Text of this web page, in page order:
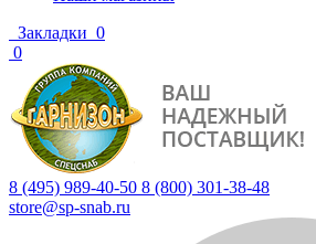
Закладки 0
0
8 (495) 989-40-50 8 (800) 301-38-48
store@sp-snab.ru